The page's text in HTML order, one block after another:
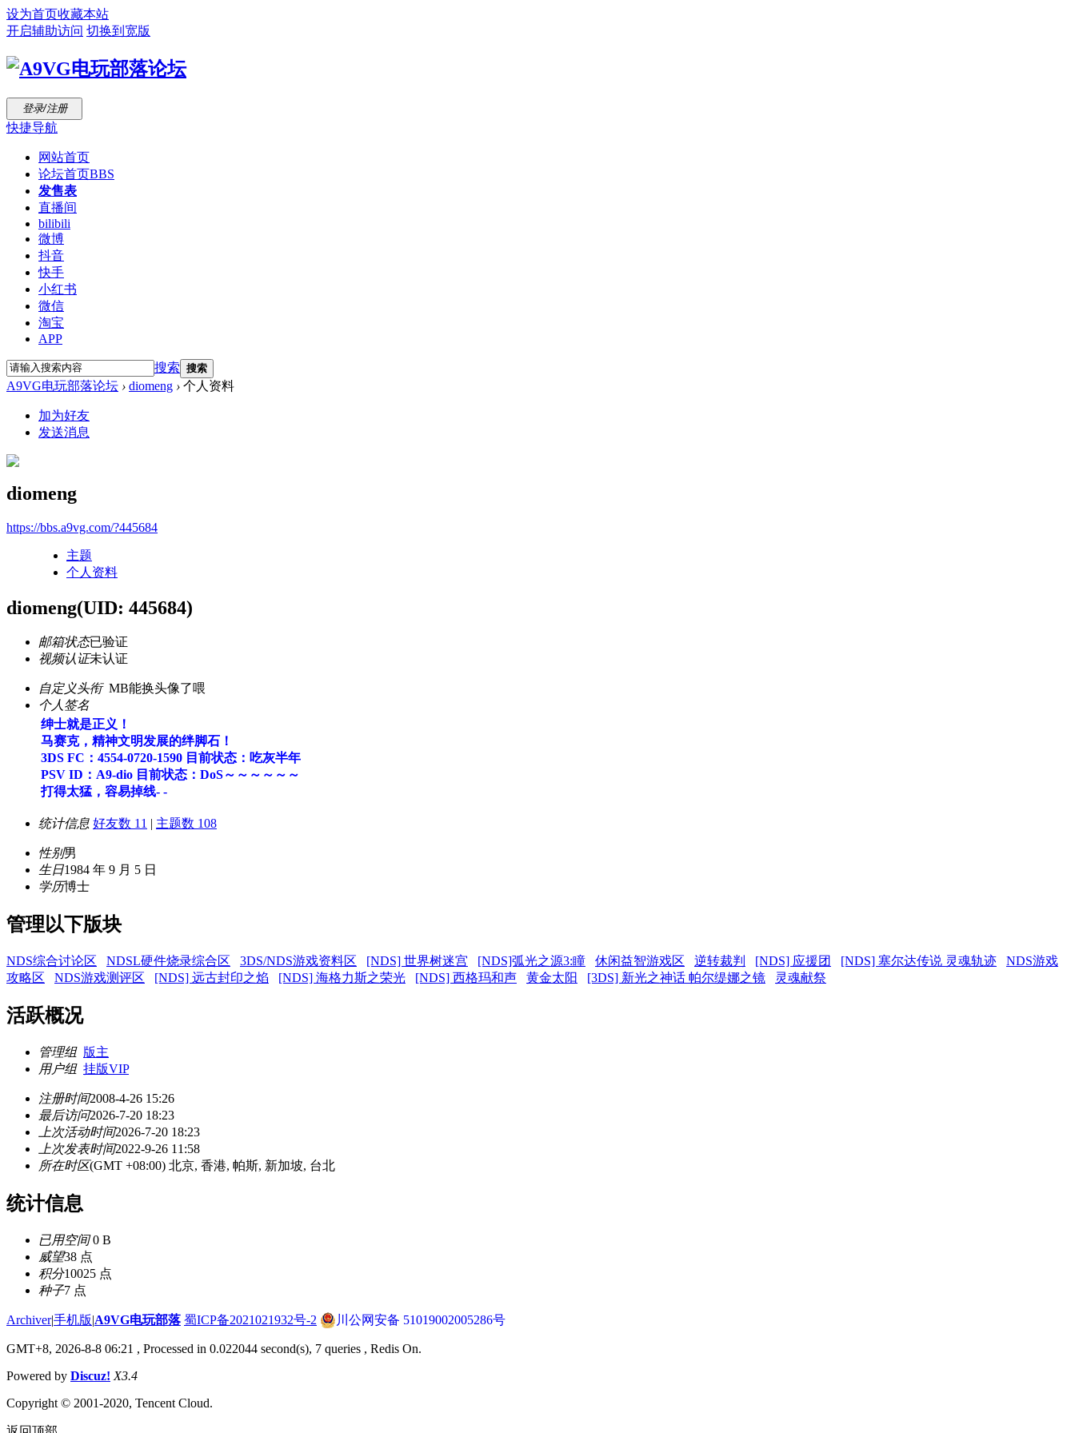
设为首页收藏本站
开启辅助访问 切换到宽版
登录/注册
快捷导航
网站首页
论坛首页BBS
发售表
直播间
bilibili
微博
抖音
快手
小红书
微信
淘宝
APP
搜索 搜索
A9VG电玩部落论坛 › diomeng › 个人资料
加为好友
发送消息
diomeng
https://bbs.a9vg.com/?445684
主题
个人资料
diomeng(UID: 445684)
邮箱状态已验证
视频认证未认证
自定义头衔 MB能换头像了喂
个人签名
绅士就是正义！
马赛克，精神文明发展的绊脚石！
3DS FC：4554-0720-1590 目前状态：吃灰半年
PSV ID：A9-dio 目前状态：DoS～～～～～～
打得太猛，容易掉线- -
统计信息 好友数 11 | 主题数 108
性别男
生日1984 年 9 月 5 日
学历博士
管理以下版块
NDS综合讨论区 NDSL硬件烧录综合区 3DS/NDS游戏资料区 [NDS] 世界树迷宫 [NDS]弧光之源3:瞳 休闲益智游戏区 逆转裁判 [NDS] 应援团 [NDS] 塞尔达传说 灵魂轨迹
NDS游戏
攻略区
NDS游戏测评区 [NDS] 远古封印之焰 [NDS] 海格力斯之荣光 [NDS] 西格玛和声 黄金太阳 [3DS] 新光之神话 帕尔缇娜之镜 灵魂献祭
活跃概况
管理组 版主
用户组 挂版VIP
注册时间2008-4-26 15:26
最后访问2026-7-20 18:23
上次活动时间2026-7-20 18:23
上次发表时间2022-9-26 11:58
所在时区(GMT +08:00) 北京, 香港, 帕斯, 新加坡, 台北
统计信息
已用空间0 B
威望38 点
积分10025 点
种子7 点
Archiver|手机版|A9VG电玩部落 蜀ICP备2021021932号-2 川公网安备 51019002005286号
GMT+8, 2026-8-8 06:21 , Processed in 0.022044 second(s), 7 queries , Redis On.
Powered by Discuz! X3.4
Copyright © 2001-2020, Tencent Cloud.